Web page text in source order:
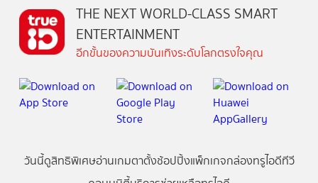
THE NEXT WORLD-CLASS SMART
ENTERTAINMENT
อีกขั้นของความบันเทิงระดับโลกตรงใจคุณ
วันนี้ดูสิทธิพิเศษอ่านเกมตาตั้งช้อปปิ้งแพ็กเกจกล่องทรูไอดีทีวี